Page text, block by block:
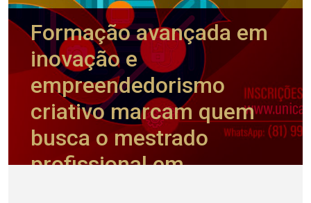
Formação avançada em
inovação e
empreendedorismo
criativo marcam quem
busca o mestrado
profissional em